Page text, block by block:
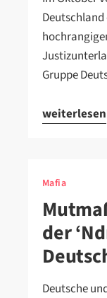
Gruppe
weiterlesen
Mafia
der
Deutsche